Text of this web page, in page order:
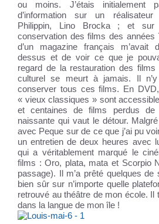
ou moins. J’étais initialement
d’information sur un
Philippin, Lino Brocka ; et
conservation des films des années
d’un magazine français m’avait
dessus et de voir ce que je
regard de la restauration des
culturel se meurt à jamais. Il
conserver tous ces films. En
« vieux classiques » sont
et centaines de films perdus de
naissante qui vaut le détour.
avec Peque sur de ce que j’ai pu
un entretien de deux heures avec
qui a véritablement marqué le
films : Oro, plata, mata et Scorpio
passage). Il m’a prêté quelques
bien sûr sur n’importe quelle
retrouvé au théâtre de mon école. Il
dans la langue de mon île !